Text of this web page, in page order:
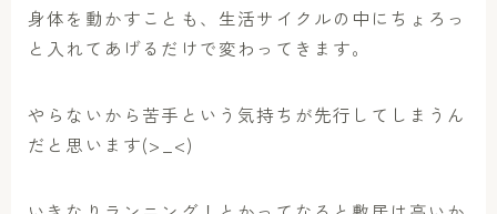
身体を動かすことも、生活サイクルの中にちょろっ
と入れてあげるだけで変わってきます。
やらないから苦手という気持ちが先行してしまうん
だと思います(>_<)